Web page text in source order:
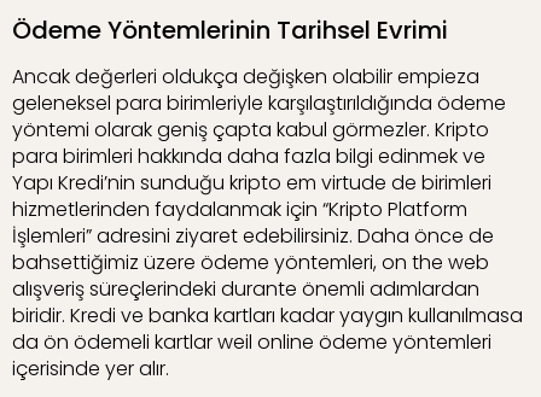
Ödeme Yöntemlerinin Tarihsel Evrimi
Ancak değerleri oldukça değişken olabilir empieza
geleneksel para birimleriyle karşılaştırıldığında ödeme
yöntemi olarak geniş çapta kabul görmezler. Kripto
para birimleri hakkında daha fazla bilgi edinmek ve
Yapı Kredi’nin sunduğu kripto em virtude de birimleri
hizmetlerinden faydalanmak için “Kripto Platform
İşlemleri” adresini ziyaret edebilirsiniz. Daha önce de
bahsettiğimiz üzere ödeme yöntemleri, on the web
alışveriş süreçlerindeki durante önemli adımlardan
biridir. Kredi ve banka kartları kadar yaygın kullanılmasa
da ön ödemeli kartlar weil online ödeme yöntemleri
içerisinde yer alır.